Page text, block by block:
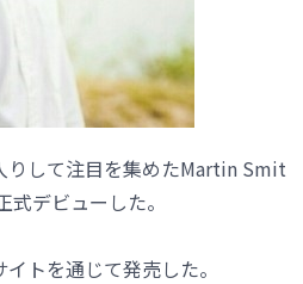
りして注目を集めたMartin Smit
デビューした。
トを通じて発売した。